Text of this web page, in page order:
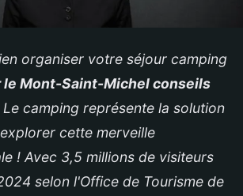
organiser votre séjour camping
le Mont-Saint-Michel conseils
Le camping représente la solution
cette merveille
! Avec 3,5 millions de visiteurs
selon l'Office de Tourisme de